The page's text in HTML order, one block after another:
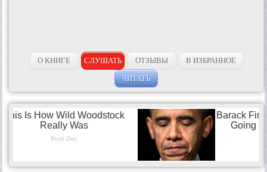
О КНИГЕ СЛУШАТЬ ОТЗЫВЫ
В ИЗБРАННОЕ
ЧИТАТЬ